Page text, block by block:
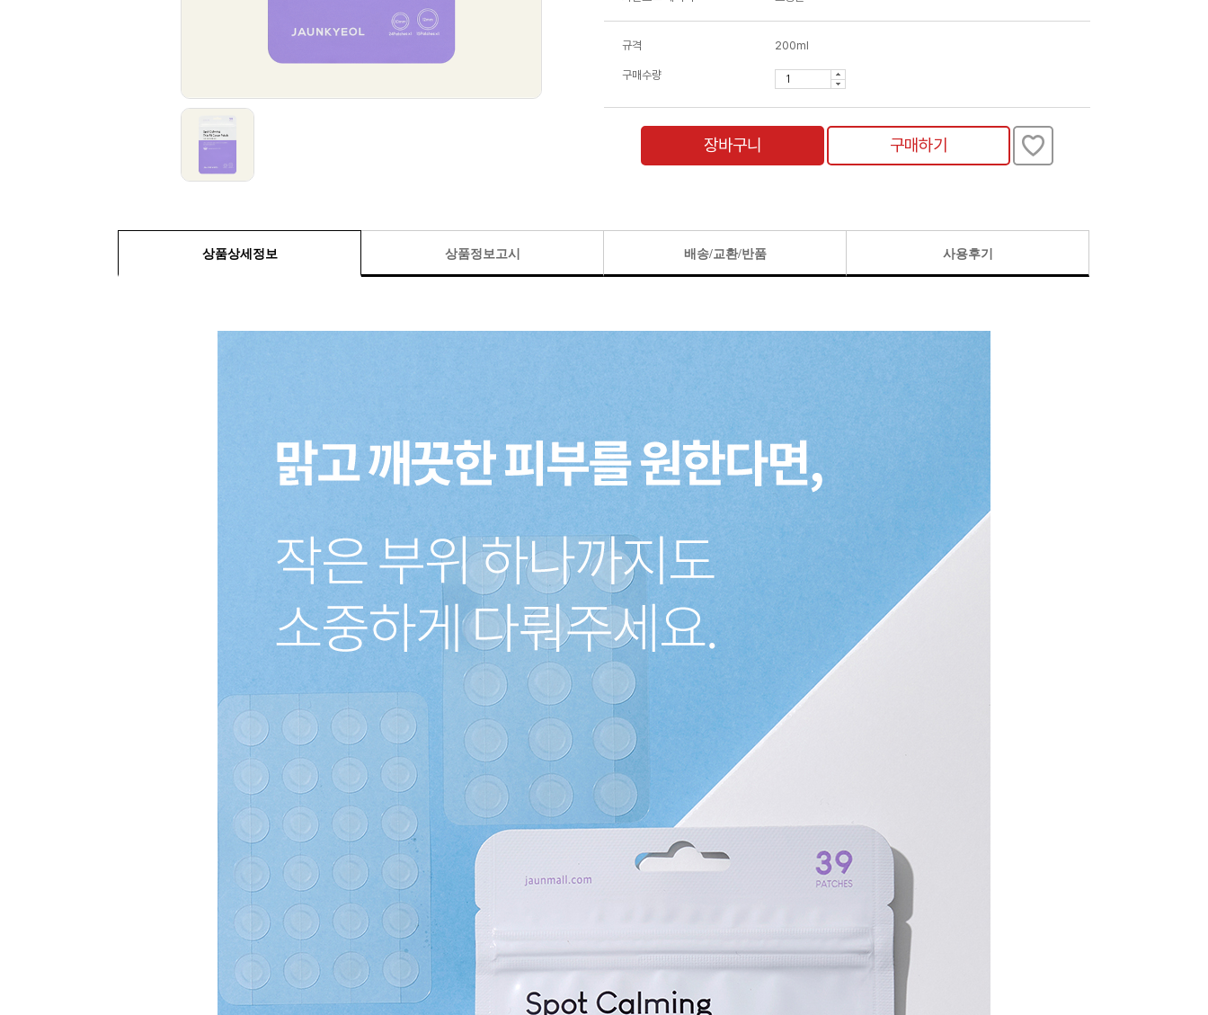
규격 200ml
구매수량
장바구니 구매하기
상품상세정보 상품정보고시 배송/교환/반품 사용후기